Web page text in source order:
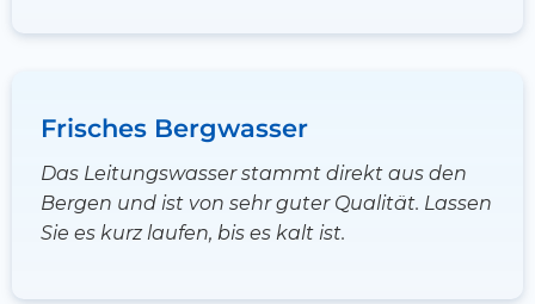
Frisches Bergwasser
Das Leitungswasser stammt direkt aus den
Bergen und ist von sehr guter Qualität. Lassen
Sie es kurz laufen, bis es kalt ist.